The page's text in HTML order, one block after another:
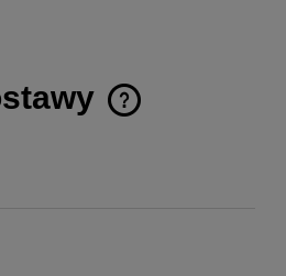
kosztów płatności